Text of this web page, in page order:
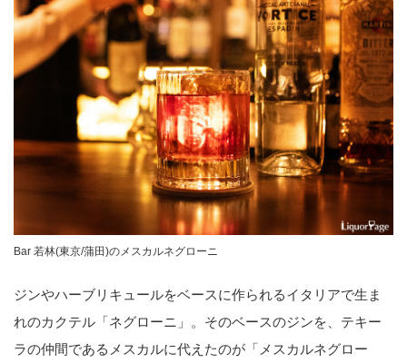
Bar 若林(東京/蒲田)のメスカルネグローニ
ジンやハーブリキュールをベースに作られるイタリアで生ま
れのカクテル「ネグローニ」。そのベースのジンを、テキー
ラの仲間であるメスカルに代えたのが「メスカルネグロー